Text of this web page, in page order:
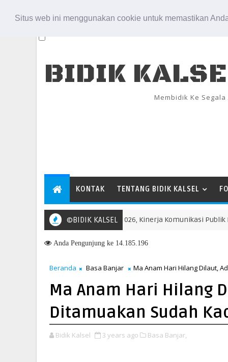
Situs web ini menggunakan cookie untuk memastikan
BIDIK
Membidik Ke Segala
KONTAK TENTANG BIDIK KALSEL
©BIDIK KALSEL
Institutions Award 2026, Kinerja Komunikasi Publik
Anda Pengunjung ke 14.185.196
Beranda Basa Banjar Ma Anam Hari Hilang Dilaut,
Ma Anam Hari Hilang
Ditamuakan Sudah
Bidik Kalsel 3 years ago Basa Banjar,